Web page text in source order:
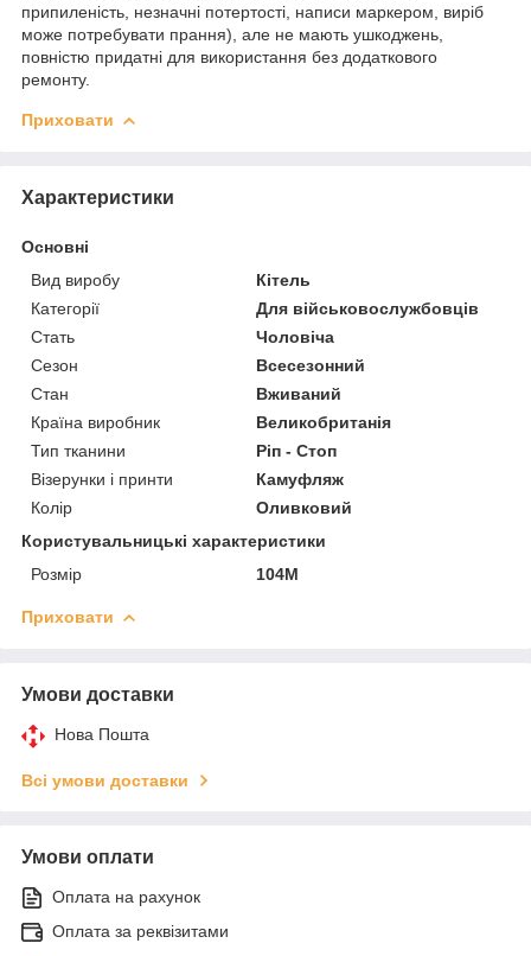
припиленість, незначні потертості, написи маркером, виріб
може потребувати прання), але не мають ушкоджень,
повністю придатні для використання без додаткового
ремонту.
Приховати
Характеристики
Основні
Вид виробу
Кітель
Категорії
Для військовослужбовців
Стать
Чоловіча
Сезон
Всесезонний
Стан
Вживаний
Країна виробник
Великобританія
Тип тканини
Ріп - Стоп
Візерунки і принти
Камуфляж
Колір
Оливковий
Користувальницькі характеристики
Розмір
104M
Приховати
Умови доставки
Нова Пошта
Всі умови доставки
Умови оплати
Оплата на рахунок
Оплата за реквізитами